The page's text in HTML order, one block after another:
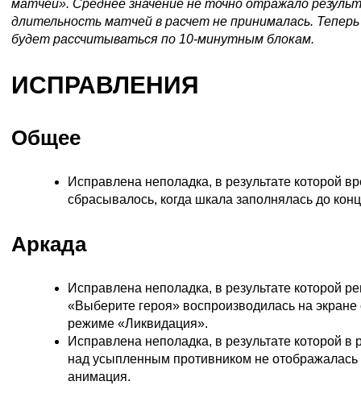
матчей». Среднее значение не точно отражало
длительность матчей в расчет не принималась. Теперь
будет рассчитываться по 10-минутным блокам.
ИСПРАВЛЕНИЯ
Общее
Исправлена неполадка, в результате которой
сбрасывалось, когда шкала заполнялась до
Аркада
Исправлена неполадка, в результате которой
«Выберите героя» воспроизводилась на экране
режиме «Ликвидация».
Исправлена неполадка, в результате которой
над усыпленным противником не отображалась
анимация.